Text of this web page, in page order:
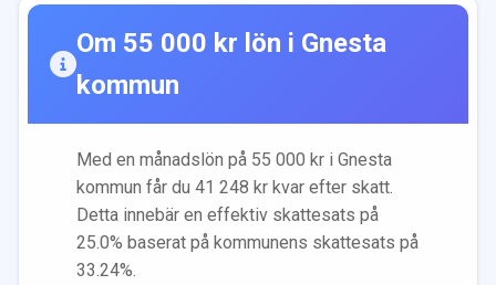
Om 55 000 kr lön i Gnesta
kommun
Med en månadslön på 55 000 kr i Gnesta
kommun får du 41 248 kr kvar efter skatt.
Detta innebär en effektiv skattesats på
25.0% baserat på kommunens skattesats på
33.24%.